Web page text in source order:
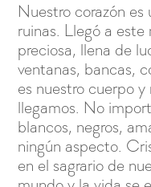
Nuestro corazón
ruinas. Llegó a
preciosa, llena de
ventanas, bancas,
es nuestro cuerpo
llegamos. No
blancos, negros,
ningún aspecto.
en el sagrario de